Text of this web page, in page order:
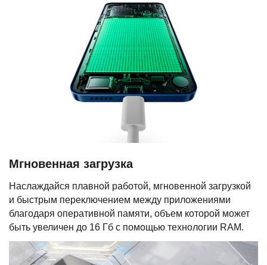
Мгновенная загрузка
Наслаждайся плавной работой, мгновенной загрузкой
и быстрым переключением между приложениями
благодаря оперативной памяти, объем которой может
быть увеличен до 16 Гб с помощью технологии RAM.